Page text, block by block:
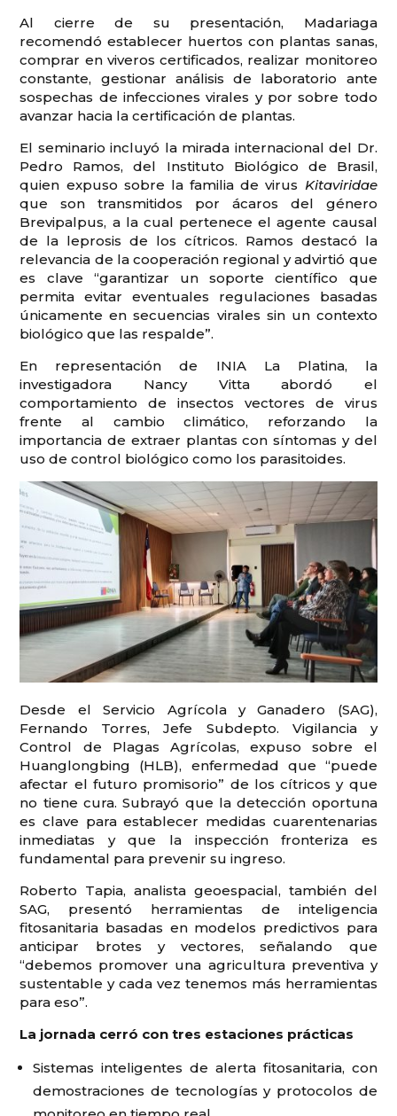
Al cierre de su presentación, Madariaga
recomendó establecer huertos con plantas sanas,
comprar en viveros certificados, realizar monitoreo
constante, gestionar análisis de laboratorio ante
sospechas de infecciones virales y por sobre todo
avanzar hacia la certificación de plantas.
El seminario incluyó la mirada internacional del Dr.
Pedro Ramos, del Instituto Biológico de Brasil,
quien expuso sobre la familia de virus Kitaviridae
que son transmitidos por ácaros del género
Brevipalpus, a la cual pertenece el agente causal
de la leprosis de los cítricos. Ramos destacó la
relevancia de la cooperación regional y advirtió que
es clave “garantizar un soporte científico que
permita evitar eventuales regulaciones basadas
únicamente en secuencias virales sin un contexto
biológico que las respalde”.
En representación de INIA La Platina, la
investigadora Nancy Vitta abordó el
comportamiento de insectos vectores de virus
frente al cambio climático, reforzando la
importancia de extraer plantas con síntomas y del
uso de control biológico como los parasitoides.
Desde el Servicio Agrícola y Ganadero (SAG),
Fernando Torres, Jefe Subdepto. Vigilancia y
Control de Plagas Agrícolas, expuso sobre el
Huanglongbing (HLB), enfermedad que “puede
afectar el futuro promisorio” de los cítricos y que
no tiene cura. Subrayó que la detección oportuna
es clave para establecer medidas cuarentenarias
inmediatas y que la inspección fronteriza es
fundamental para prevenir su ingreso.
Roberto Tapia, analista geoespacial, también del
SAG, presentó herramientas de inteligencia
fitosanitaria basadas en modelos predictivos para
anticipar brotes y vectores, señalando que
“debemos promover una agricultura preventiva y
sustentable y cada vez tenemos más herramientas
para eso”.
La jornada cerró con tres estaciones prácticas
Sistemas inteligentes de alerta fitosanitaria, con
demostraciones de tecnologías y protocolos de